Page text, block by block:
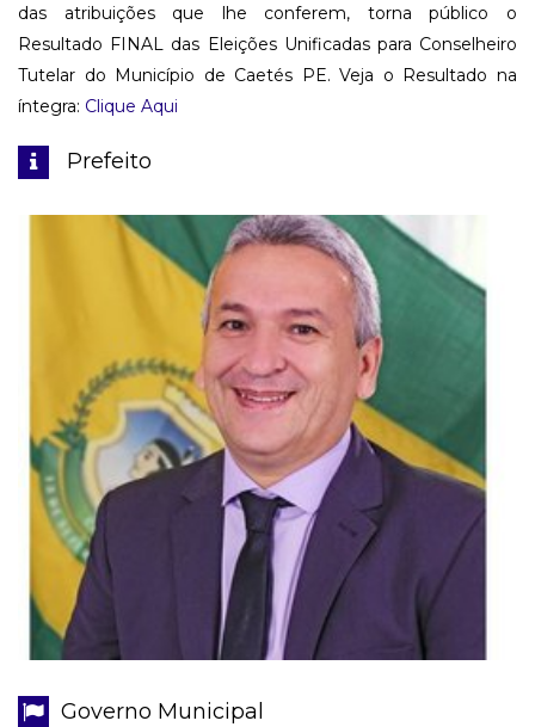
das atribuições que lhe conferem, torna público o
Resultado FINAL das Eleições Unificadas para Conselheiro
Tutelar do Município de Caetés PE. Veja o Resultado na
íntegra: Clique Aqui
Prefeito
Governo Municipal